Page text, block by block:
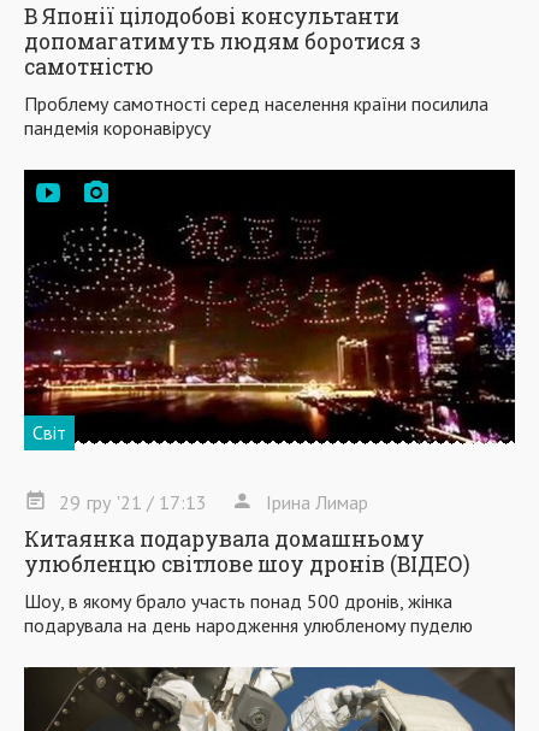
В Японії цілодобові консультанти
допомагатимуть людям боротися з
самотністю
Проблему самотності серед населення країни посилила
пандемія коронавірусу
Світ
29 гру '21 / 17:13 Ірина Лимар
Китаянка подарувала домашньому
улюбленцю світлове шоу дронів (ВІДЕО)
Шоу, в якому брало участь понад 500 дронів, жінка
подарувала на день народження улюбленому пуделю